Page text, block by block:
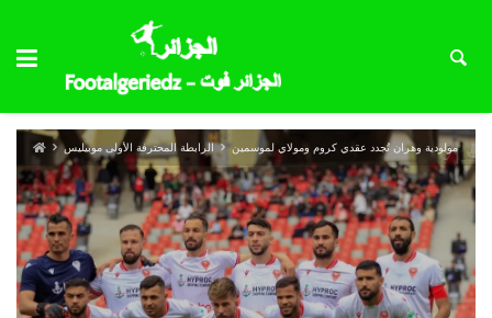
الرابطة المحترفة الأولى موبيليس مولودية وهران تُجدد عقدي كروم ومولاي لموسمين